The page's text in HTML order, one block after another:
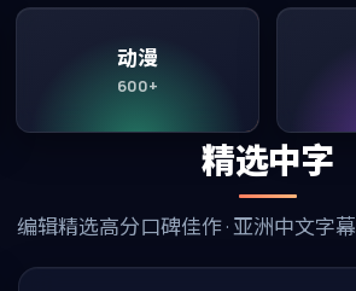
动漫
600+
精选中字
编辑精选高分口碑佳作 · 亚洲中文字